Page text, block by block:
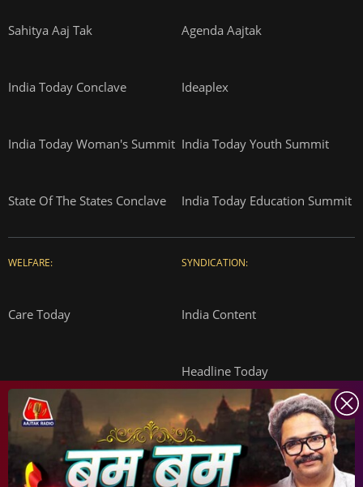
Sahitya Aaj Tak Agenda Aajtak
India Today Conclave Ideaplex
India Today Woman's Summit India Today Youth Summit
State Of The States Conclave India Today Education Summit
WELFARE:
Care Today
SYNDICATION:
India Content
Headline Today
INDIA TODAY DAILYO ICHOWK ARCHIVE